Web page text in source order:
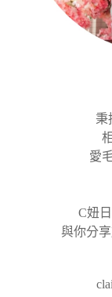
秉
愛
C妞
與你分